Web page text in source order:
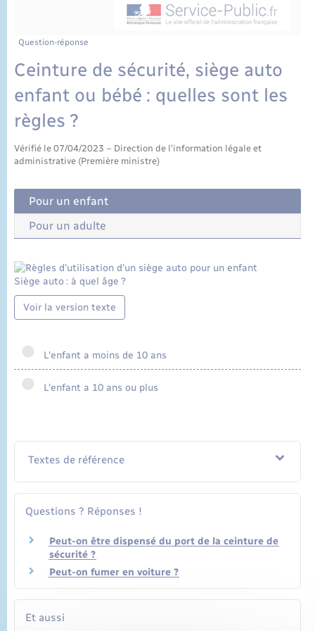
Question-réponse
Ceinture de sécurité, siège auto
enfant ou bébé : quelles sont les
règles ?
Vérifié le 07/04/2023 – Direction de l'information légale et
administrative (Première ministre)
Pour un enfant
Pour un adulte
Siège auto : à quel âge ?
Voir la version texte
L'enfant a moins de 10 ans
L'enfant a 10 ans ou plus
Textes de référence
Questions ? Réponses !
Peut-on être dispensé du port de la ceinture de
sécurité ?
Peut-on fumer en voiture ?
Et aussi